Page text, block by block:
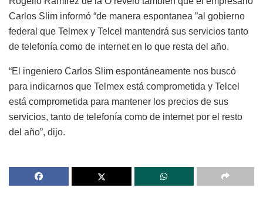
Carlos Slim informó “de manera espontanea ”al gobierno
federal que Telmex y Telcel mantendrá sus servicios tanto
de telefonía como de internet en lo que resta del año.
“El ingeniero Carlos Slim espontáneamente nos buscó
para indicarnos que Telmex está comprometida y Telcel
está comprometida para mantener los precios de sus
servicios, tanto de telefonía como de internet por el resto
del año”, dijo.